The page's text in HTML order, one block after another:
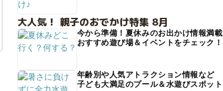
大人気！ 親子のおでかけ特集 8月
今から準備！夏休みのお出かけ情報満載
おすすめ遊び場＆イベントをチェック！
年齢別や人気アトラクション情報など
子ども大満足のプール＆水遊びスポット